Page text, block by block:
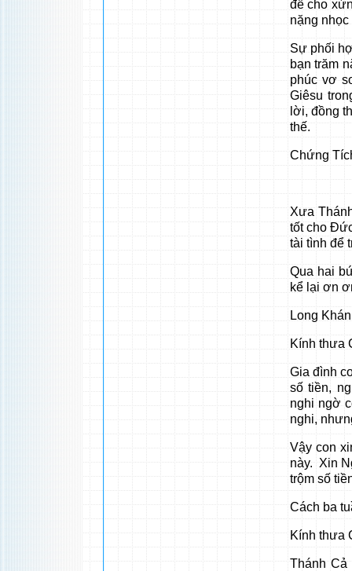
để cho
nặng nhọc
Sự phối
bạn trăm
phúc vơ
Giêsu
lời, đồng
thế.
Chứng
Xưa
tốt cho
tài tình để
Qua hai
kể lại ơn
Long
Kính thưa
Gia đình
số tiền,
nghi ngờ
nghi,
Vậy con
này. Xin
trộm số
Cách ba
Kính thưa
Thánh